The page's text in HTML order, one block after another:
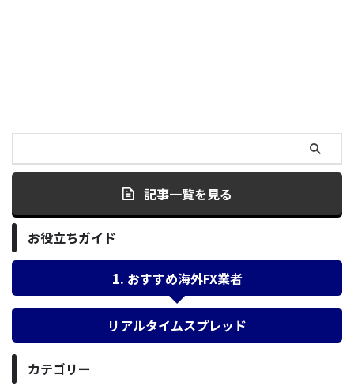
記事一覧を見る
お役立ちガイド
おすすめ海外FX業者
リアルタイムスプレッド
カテゴリー